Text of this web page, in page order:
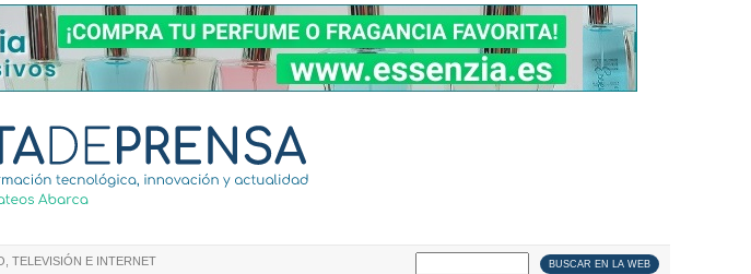
TELEVISIÓN E INTERNET